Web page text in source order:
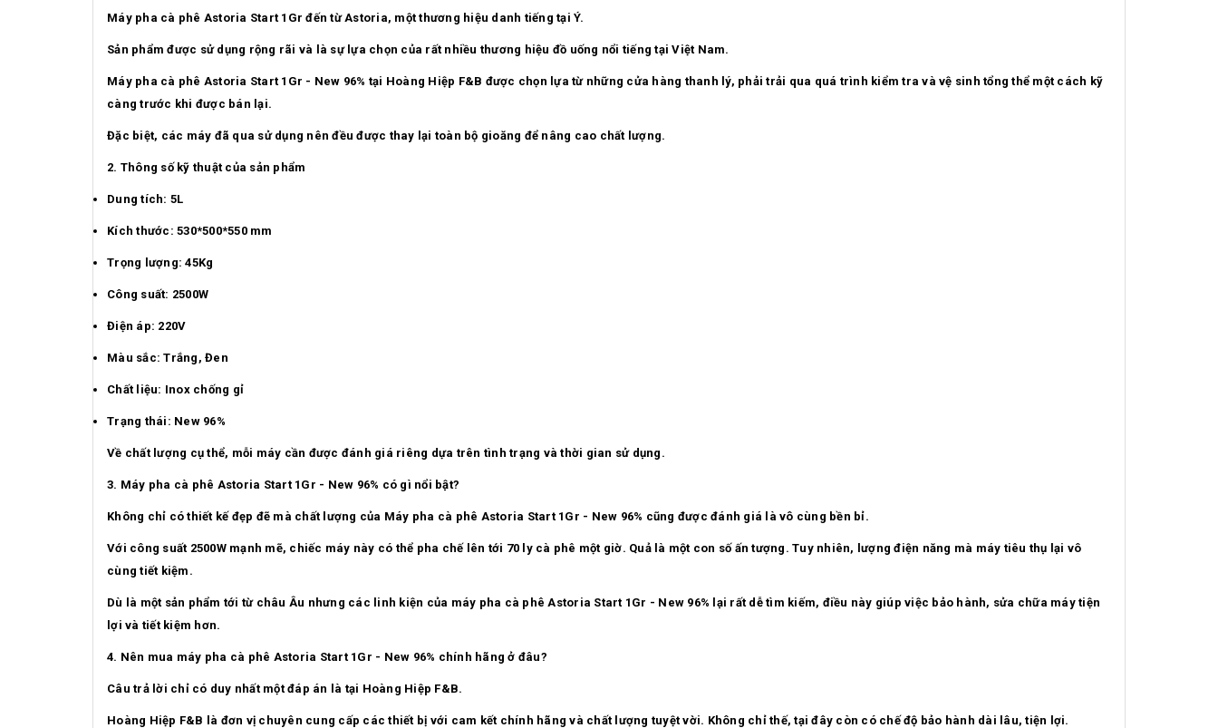
Máy pha cà phê Astoria Start 1Gr đến từ Astoria, một thương hiệu danh tiếng tại Ý.
Sản phẩm được sử dụng rộng rãi và là sự lựa chọn của rất nhiều thương hiệu đồ uống nổi tiếng tại Việt Nam.
Máy pha cà phê Astoria Start 1Gr - New 96% tại Hoàng Hiệp F&B được chọn lựa từ những cửa hàng thanh lý, phải trải qua quá trình kiểm tra và vệ sinh tổng thể một cách kỹ
càng trước khi được bán lại.
Đặc biệt, các máy đã qua sử dụng nên đều được thay lại toàn bộ gioăng để nâng cao chất lượng.
2. Thông số kỹ thuật của sản phẩm
Dung tích: 5L
Kích thước: 530*500*550 mm
Trọng lượng: 45Kg
Công suất: 2500W
Điện áp: 220V
Màu sắc: Trắng, Đen
Chất liệu: Inox chống gỉ
Trạng thái: New 96%
Về chất lượng cụ thể, mỗi máy cần được đánh giá riêng dựa trên tình trạng và thời gian sử dụng.
3. Máy pha cà phê Astoria Start 1Gr - New 96% có gì nổi bật?
Không chỉ có thiết kế đẹp đẽ mà chất lượng của Máy pha cà phê Astoria Start 1Gr - New 96% cũng được đánh giá là vô cùng bền bỉ.
Với công suất 2500W mạnh mẽ, chiếc máy này có thể pha chế lên tới 70 ly cà phê một giờ. Quả là một con số ấn tượng. Tuy nhiên, lượng điện năng mà máy tiêu thụ lại vô
cùng tiết kiệm.
Dù là một sản phẩm tới từ châu Âu nhưng các linh kiện của máy pha cà phê Astoria Start 1Gr - New 96% lại rất dễ tìm kiếm, điều này giúp việc bảo hành, sửa chữa máy tiện
lợi và tiết kiệm hơn.
4. Nên mua máy pha cà phê Astoria Start 1Gr - New 96% chính hãng ở đâu?
Câu trả lời chỉ có duy nhất một đáp án là tại Hoàng Hiệp F&B.
Hoàng Hiệp F&B là đơn vị chuyên cung cấp các thiết bị với cam kết chính hãng và chất lượng tuyệt vời. Không chỉ thế, tại đây còn có chế độ bảo hành dài lâu, tiện lợi.